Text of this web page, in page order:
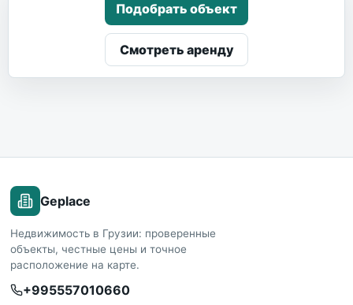
Подобрать объект
Смотреть аренду
Geplace
Недвижимость в Грузии: проверенные
объекты, честные цены и точное
расположение на карте.
+995557010660